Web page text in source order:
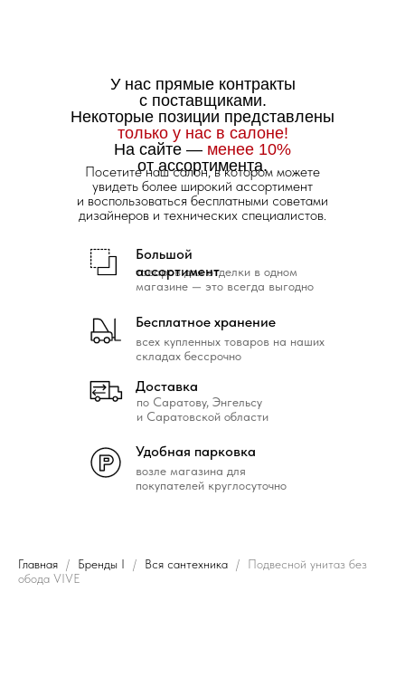
возле магазина для
покупателей круглосуточно
Удобная парковка
всех купленных товаров на наших
складах бессрочно
Бесплатное хранение
товаров для отделки в одном
магазине — это всегда выгодно
Большой
ассортимент
по Саратову, Энгельсу
и Саратовской области
Доставка
У нас прямые контракты
с поставщиками.
Некоторые позиции представлены
только у нас в салоне!
На сайте — менее 10%
от ассортимента.
Посетите наш салон, в котором можете
увидеть более широкий ассортимент
и воспользоваться бесплатными советами
дизайнеров и технических специалистов.
Главная Бренды I Вся сантехника
Подвесной унитаз без
обода VIVE